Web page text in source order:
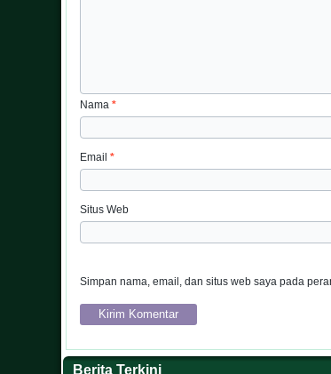
Nama *
Email *
Situs Web
Simpan nama, email, dan situs web saya pada
Berita Terkini